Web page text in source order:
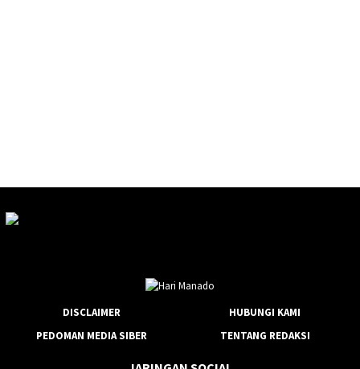
DISCLAIMER
HUBUNGI KAMI
PEDOMAN MEDIA SIBER
TENTANG REDAKSI